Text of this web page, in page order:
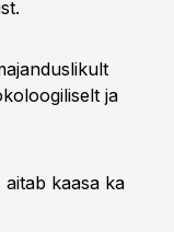
ja
kaasa ka